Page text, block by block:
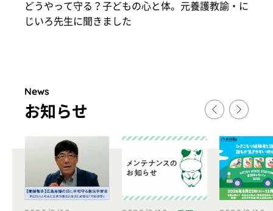
どうやって守る？子どもの心と体。元養護教諭・に
じいろ先生に聞きました
News
お知らせ